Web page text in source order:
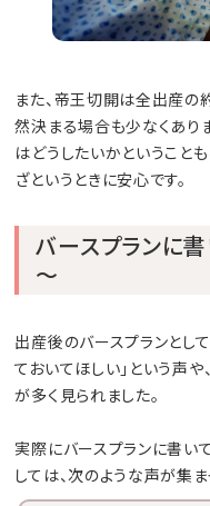
また、帝王切開は全出産の
然決まる場合も少なくあり
はどうしたいかということ
ざというときに安心です。
バースプランに
～
出産後のバースプランとし
ておいてほしい」という声や
が多く見られました。
実際にバースプランに書い
しては、次のような声が集ま